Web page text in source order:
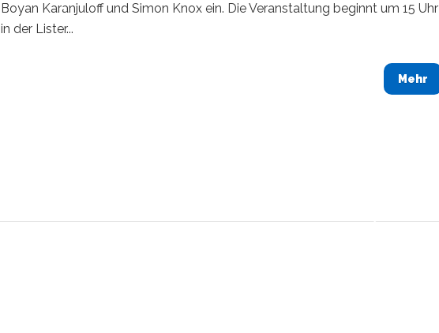
Boyan Karanjuloff und Simon Knox ein. Die Veranstaltung beginnt um 15 Uhr
in der Lister...
Mehr